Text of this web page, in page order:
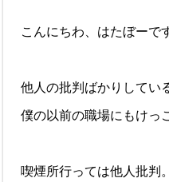
こんにちわ、はたぼーで
他人の批判ばかりしてい
僕の以前の職場にもけっ
喫煙所行っては他人批判。